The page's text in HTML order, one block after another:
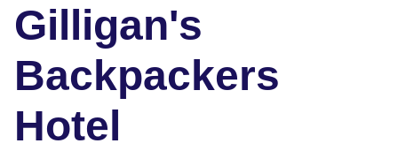
Gilligan's
Backpackers
Hotel